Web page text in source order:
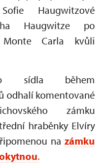
Haugwitzové
Haugwitze po
Carla kvůli
sídla během
odhalí komentované
zámku
hraběnky Elvíry
na zámku
.